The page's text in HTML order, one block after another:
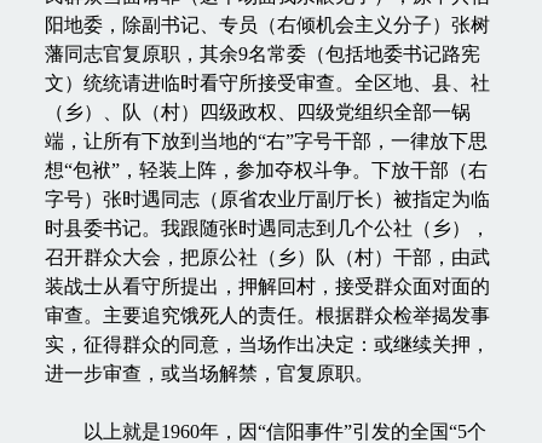
阳地委，除副书记、专员（右倾机会主义分子）张树
藩同志官复原职，其余9名常委（包括地委书记路宪
文）统统请进临时看守所接受审查。全区地、县、社
（乡）、队（村）四级政权、四级党组织全部一锅
端，让所有下放到当地的“右”字号干部，一律放下思
想“包袱”，轻装上阵，参加夺权斗争。下放干部（右
字号）张时遇同志（原省农业厅副厅长）被指定为临
时县委书记。我跟随张时遇同志到几个公社（乡），
召开群众大会，把原公社（乡）队（村）干部，由武
装战士从看守所提出，押解回村，接受群众面对面的
审查。主要追究饿死人的责任。根据群众检举揭发事
实，征得群众的同意，当场作出决定：或继续关押，
进一步审查，或当场解禁，官复原职。
以上就是1960年，因“信阳事件”引发的全国“5个